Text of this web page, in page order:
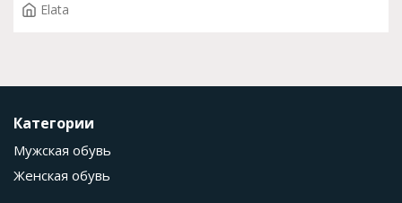
Elata
Категории
Мужская обувь
Женская обувь